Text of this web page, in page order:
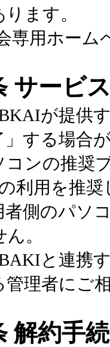
ます。
専用ホーム
サービ
が提供
」する場合
ンの推奨
利用を推
側のパソ
。
と連携
管理者にご
解約手